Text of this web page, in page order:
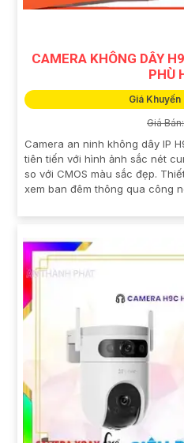
CAMERA KHÔNG DÂY
PHÙ
Giá
Giá
Camera an ninh không dây IP
tiên tiến với hình ảnh sắc nét
so với CMOS màu sắc đẹp.
xem ban đêm thông qua công